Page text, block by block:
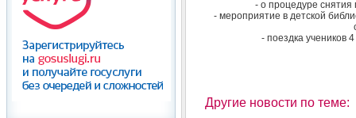
- о процедуре
- мероприятие в детской
- поездка
Другие новости по теме: